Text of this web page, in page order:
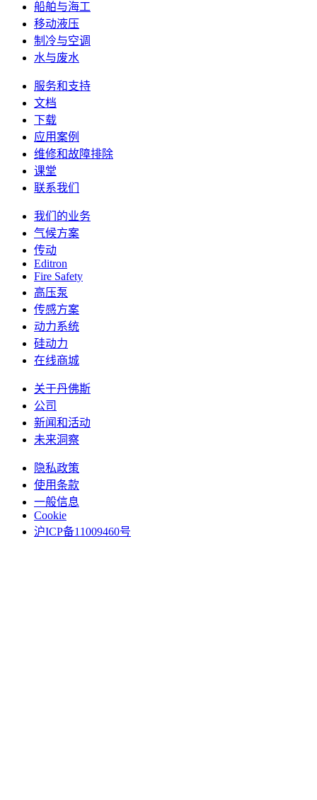
船舶与海工
移动液压
制冷与空调
水与废水
服务和支持
文档
下载
应用案例
维修和故障排除
课堂
联系我们
我们的业务
气候方案
传动
Editron
Fire Safety
高压泵
传感方案
动力系统
硅动力
在线商城
关于丹佛斯
公司
新闻和活动
未来洞察
隐私政策
使用条款
一般信息
Cookie
沪ICP备11009460号